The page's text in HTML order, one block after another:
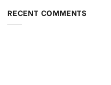
RECENT COMMENTS